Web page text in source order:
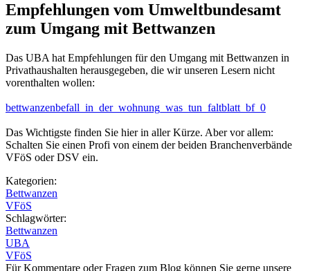
Empfehlungen vom Umweltbundesamt
zum Umgang mit Bettwanzen
Das UBA hat Empfehlungen für den Umgang mit Bettwanzen in
Privathaushalten herausgegeben, die wir unseren Lesern nicht
vorenthalten wollen:
bettwanzenbefall_in_der_wohnung_was_tun_faltblatt_bf_0
Das Wichtigste finden Sie hier in aller Kürze. Aber vor allem:
Schalten Sie einen Profi von einem der beiden Branchenverbände
VFöS oder DSV ein.
Kategorien:
Bettwanzen
VFöS
Schlagwörter:
Bettwanzen
UBA
VFöS
Für Kommentare oder Fragen zum Blog können Sie gerne unsere